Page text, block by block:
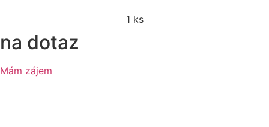
1 ks
na dotaz
Mám zájem